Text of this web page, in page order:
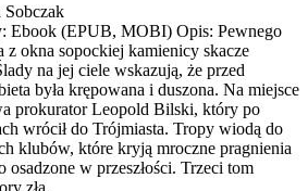
Sobczak
Ebook (EPUB, MOBI) Opis: Pewnego
z okna sopockiej kamienicy skacze
na jej ciele wskazują, że przed
była krępowana i duszona. Na miejsce
prokurator Leopold Bilski, który po
wrócił do Trójmiasta. Tropy wiodą do
klubów, które kryją mroczne pragnienia
osadzone w przeszłości. Trzeci tom
zła.